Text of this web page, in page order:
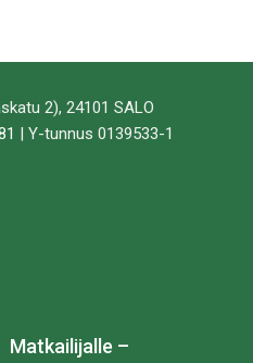
2), 24101 SALO
| Y-tunnus 0139533-1
Matkailijalle –